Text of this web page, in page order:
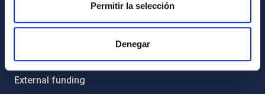
Permitir la selección
Denegar
Environment and Sustainability
IAC Projects
External funding